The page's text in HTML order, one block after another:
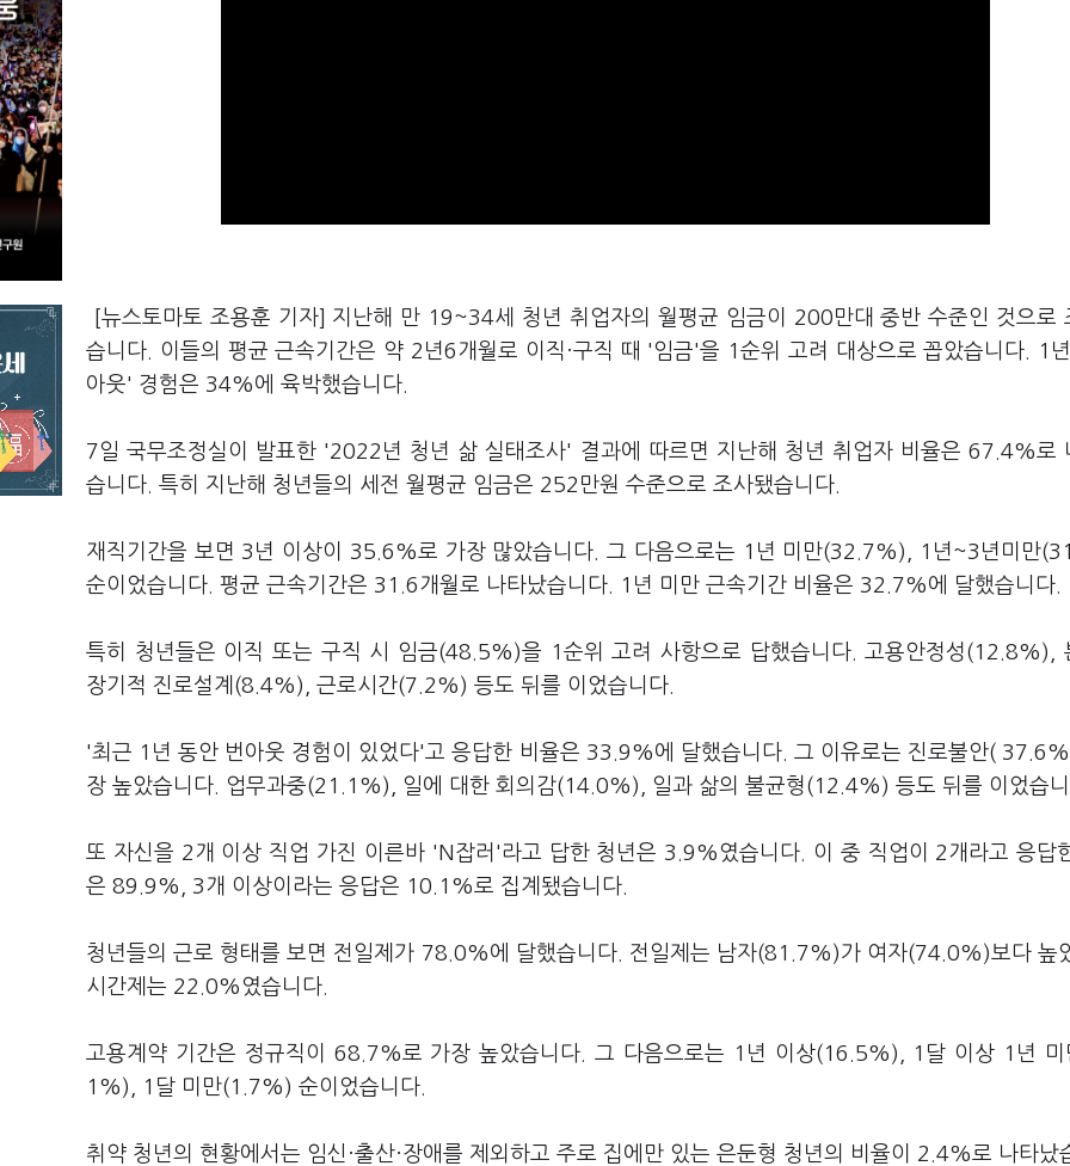
[뉴스토마토 조용훈 기자] 지난해 만 19~34세 청년 취업자의 월평균 임금이 200만대 중반 수준인 것으로
습니다. 이들의 평균 근속기간은 약 2년6개월로 이직·구직 때 '임금'을 1순위 고려 대상으로 꼽았습니다. 1
아웃' 경험은 34%에 육박했습니다.
7일 국무조정실이 발표한 '2022년 청년 삶 실태조사' 결과에 따르면 지난해 청년 취업자 비율은 67.4%로
습니다. 특히 지난해 청년들의 세전 월평균 임금은 252만원 수준으로 조사됐습니다.
재직기간을 보면 3년 이상이 35.6%로 가장 많았습니다. 그 다음으로는 1년 미만(32.7%), 1년~3년미만
순이었습니다. 평균 근속기간은 31.6개월로 나타났습니다. 1년 미만 근속기간 비율은 32.7%에 달했습니다.
특히 청년들은 이직 또는 구직 시 임금(48.5%)을 1순위 고려 사항으로 답했습니다. 고용안정성(12.8%),
장기적 진로설계(8.4%), 근로시간(7.2%) 등도 뒤를 이었습니다.
'최근 1년 동안 번아웃 경험이 있었다'고 응답한 비율은 33.9%에 달했습니다. 그 이유로는 진로불안(
장 높았습니다. 업무과중(21.1%), 일에 대한 회의감(14.0%), 일과 삶의 불균형(12.4%) 등도 뒤를 이었습
또 자신을 2개 이상 직업 가진 이른바 'N잡러'라고 답한 청년은 3.9%였습니다. 이 중 직업이 2개라고 응답
은 89.9%, 3개 이상이라는 응답은 10.1%로 집계됐습니다.
청년들의 근로 형태를 보면 전일제가 78.0%에 달했습니다. 전일제는 남자(81.7%)가 여자(74.0%)보다 높
시간제는 22.0%였습니다.
고용계약 기간은 정규직이 68.7%로 가장 높았습니다. 그 다음으로는 1년 이상(16.5%), 1달 이상 1년
1%), 1달 미만(1.7%) 순이었습니다.
취약 청년의 현황에서는 임신·출산·장애를 제외하고 주로 집에만 있는 은둔형 청년의 비율이 2.4%로 나타났